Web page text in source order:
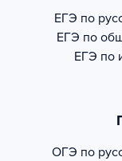
ЕГЭ по
ЕГЭ по
ЕГЭ по
ОГЭ по